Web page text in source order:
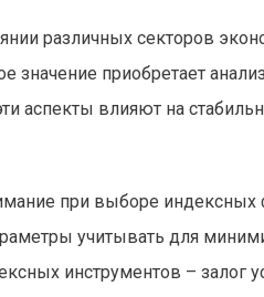
различных секторов
значение приобретает
аспекты влияют на
при выборе индексных
учитывать для
инструментов – залог